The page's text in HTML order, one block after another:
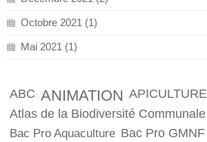
Octobre 2021 (1)
Mai 2021 (1)
ABC ANIMATION APICULTURE
Atlas de la Biodiversité Communale
Bac Pro Aquaculture Bac Pro GMNF